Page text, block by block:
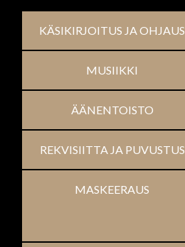
KÄSIKIRJOITUS JA OHJAUS
MUSIIKKI
ÄÄNENTOISTO
REKVISIITTA JA PUVUSTUS
MASKEERAUS